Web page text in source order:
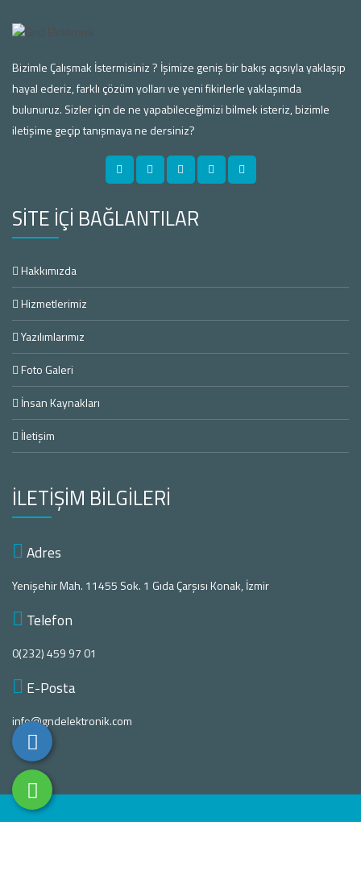
Bizimle Çalışmak İstermisiniz ? İşimize geniş bir bakış açısıyla yaklaşıp
hayal ederiz, farklı çözüm yolları ve yeni fikirlerle yaklaşımda
bulunuruz. Sizler için de ne yapabileceğimizi bilmek isteriz, bizimle
iletişime geçip tanışmaya ne dersiniz?
SİTE İÇİ BAĞLANTILAR
Hakkımızda
Hizmetlerimiz
Yazılımlarımız
Foto Galeri
İnsan Kaynakları
İletişim
İLETİŞİM BİLGİLERİ
Adres
Yenişehir Mah. 11455 Sok. 1 Gıda Çarşısı Konak, İzmir
Telefon
0(232) 459 97 01
E-Posta
info@gndelektronik.com
Copyright © 2020. Her Hakkı Saklıdır. kopyalanması, çoğaltılması ve